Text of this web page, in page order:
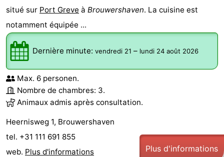
situé sur Port Greve à Brouwershaven. La cuisine est
notamment équipée ...
Dernière minute: vendredi 21 – lundi 24 août 2026
Max. 6 personen.
Nombre de chambres: 3.
Animaux admis après consultation.
Heernisweg 1, Brouwershaven
tel. +31 111 691 855
web. Plus d'informations Plus d'informations